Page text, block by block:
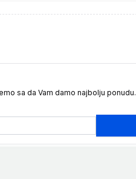
sa da Vam damo najbolju ponudu.